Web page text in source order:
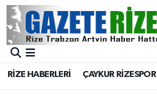
RİZE HABERLERİ ÇAYKUR RİZESPOR
BÖLGEMİZ
Asayiş
Merkez Nöbetçi Eczaneler
Merkez Trafik Yoğunluk Haritası